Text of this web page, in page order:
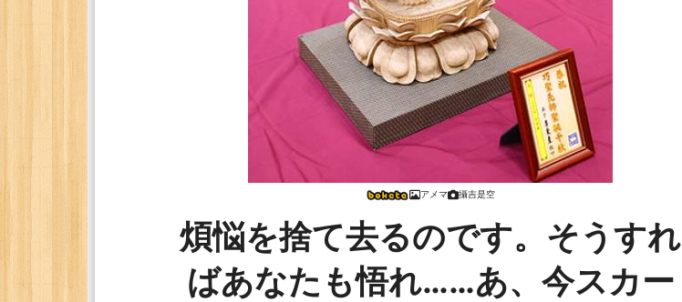
アメマ 攝吉是空
煩悩を捨て去るのです。そうすれ
ばあなたも悟れ……あ、今スカー